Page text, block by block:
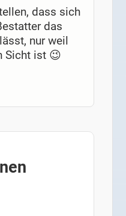
dass sich
das
nur weil
Sicht ist 😉